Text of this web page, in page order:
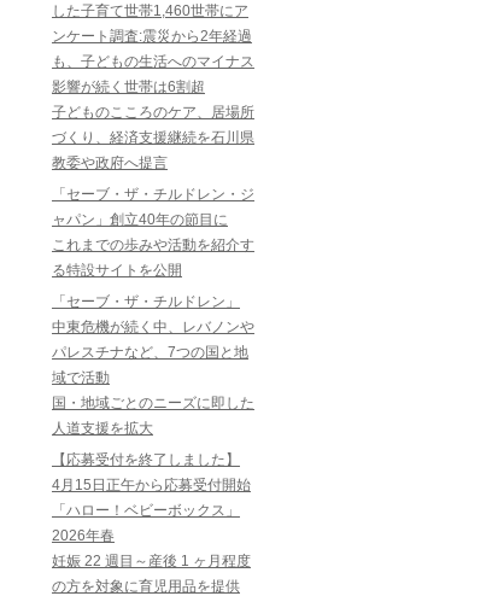
した子育て世帯1,460世帯にア
ンケート調査:震災から2年経過
も、子どもの生活へのマイナス
影響が続く世帯は6割超
子どものこころのケア、居場所
づくり、経済支援継続を石川県
教委や政府へ提言
「セーブ・ザ・チルドレン・ジ
ャパン」創立40年の節目に
これまでの歩みや活動を紹介す
る特設サイトを公開
「セーブ・ザ・チルドレン」
中東危機が続く中、レバノンや
パレスチナなど、7つの国と地
域で活動
国・地域ごとのニーズに即した
人道支援を拡大
【応募受付を終了しました】
4月15日正午から応募受付開始
「ハロー！ベビーボックス」
2026年春
妊娠 22 週目～産後 1 ヶ月程度
の方を対象に育児用品を提供